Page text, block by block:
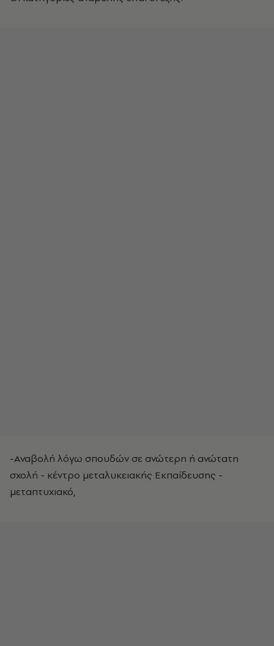
-Αναβολή λόγω σπουδών σε ανώτερη ή ανώτατη
σχολή - κέντρο μεταλυκειακής Εκπαίδευσης -
μεταπτυχιακό,